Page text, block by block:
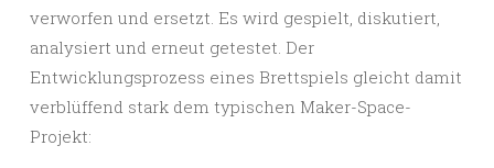
verworfen und ersetzt. Es wird gespielt, diskutiert,
analysiert und erneut getestet. Der
Entwicklungsprozess eines Brettspiels gleicht damit
verblüffend stark dem typischen Maker-Space-
Projekt: